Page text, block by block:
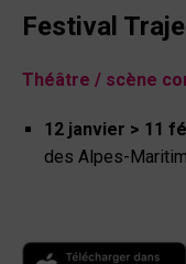
Festival
Théâtre / scène
12 janvier > 11
des Alpes-